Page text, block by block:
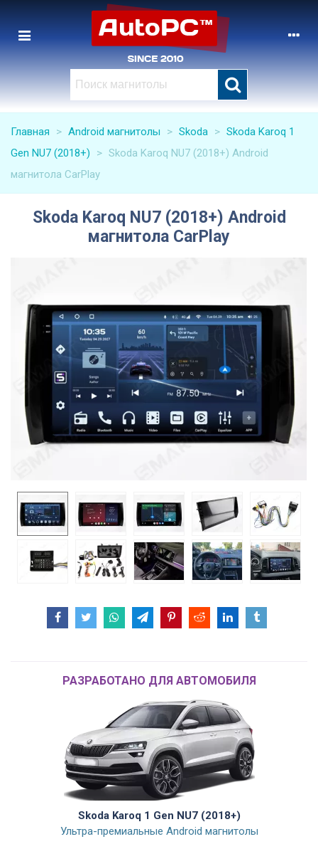
Главная > Android магнитолы > Skoda > Skoda Karoq 1
Gen NU7 (2018+)
> Skoda Karoq NU7 (2018+) Android
магнитола CarPlay
Skoda Karoq NU7 (2018+) Android
магнитола CarPlay
РАЗРАБОТАНО ДЛЯ АВТОМОБИЛЯ
Skoda Karoq 1 Gen NU7 (2018+)
Ультра-премиальные Android магнитолы